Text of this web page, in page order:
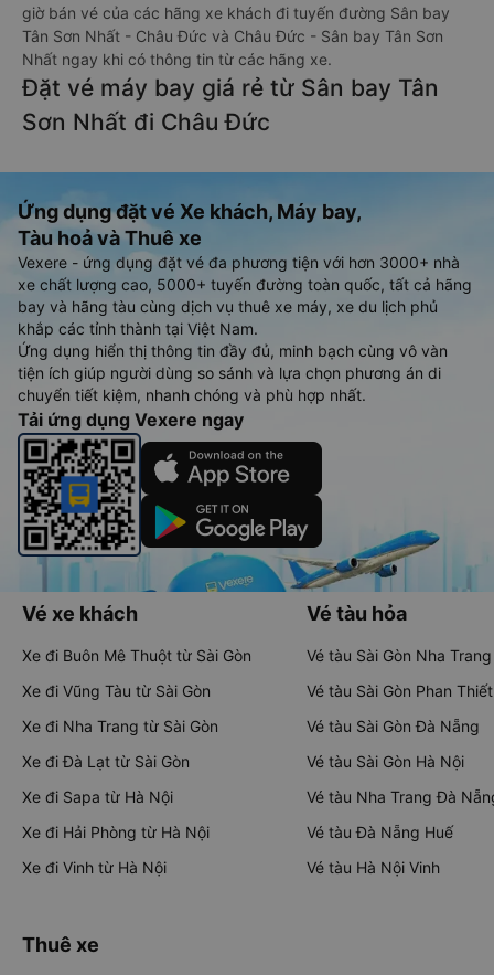
giờ bán vé của các hãng xe khách đi tuyến đường Sân bay
Tân Sơn Nhất - Châu Đức và Châu Đức - Sân bay Tân Sơn
Nhất ngay khi có thông tin từ các hãng xe.
Đặt vé máy bay giá rẻ từ Sân bay Tân
Sơn Nhất đi Châu Đức
Ứng dụng đặt vé Xe khách, Máy bay,
Tàu hoả và Thuê xe
Vexere - ứng dụng đặt vé đa phương tiện với hơn 3000+ nhà
xe chất lượng cao, 5000+ tuyến đường toàn quốc, tất cả hãng
bay và hãng tàu cùng dịch vụ thuê xe máy, xe du lịch phủ
khắp các tỉnh thành tại Việt Nam.
Ứng dụng hiển thị thông tin đầy đủ, minh bạch cùng vô vàn
tiện ích giúp người dùng so sánh và lựa chọn phương án di
chuyển tiết kiệm, nhanh chóng và phù hợp nhất.
Tải ứng dụng Vexere ngay
Vé xe khách
Xe đi Buôn Mê Thuột từ Sài Gòn
Xe đi Vũng Tàu từ Sài Gòn
Xe đi Nha Trang từ Sài Gòn
Xe đi Đà Lạt từ Sài Gòn
Xe đi Sapa từ Hà Nội
Xe đi Hải Phòng từ Hà Nội
Xe đi Vinh từ Hà Nội
Vé tàu hỏa
Vé tàu Sài Gòn Nha Trang
Vé tàu Sài Gòn Phan Thiết
Vé tàu Sài Gòn Đà Nẵng
Vé tàu Sài Gòn Hà Nội
Vé tàu Nha Trang Đà
Vé tàu Đà Nẵng Huế
Vé tàu Hà Nội Vinh
Thuê xe